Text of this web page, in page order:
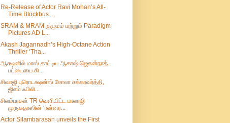
Re-Release of Actor Ravi Mohan’s All-
Time Blockbus...
SRAM & MRAM குழுமம் மற்றும் Paradigm
Pictures AD L...
Akash Jagannadh’s High-Octane Action
Thriller ‘Tha...
ஆக்ஷனில் மாஸ் காட்டிய ஆகாஷ் ஜெகன்நாத்..
பட்டையை கி...
சிவாஜி புரொடக்ஷன்ஸ் சோலா சக்கரவர்த்தி,
ஜிஎம் ஃபிலி...
சிலம்பரசன் TR வெளியிட்ட பாலாஜி
முருகதாஸின் ‘ரன்னர...
Actor Silambarasan unveils the First